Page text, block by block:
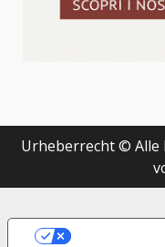
Urheberrecht © Alle